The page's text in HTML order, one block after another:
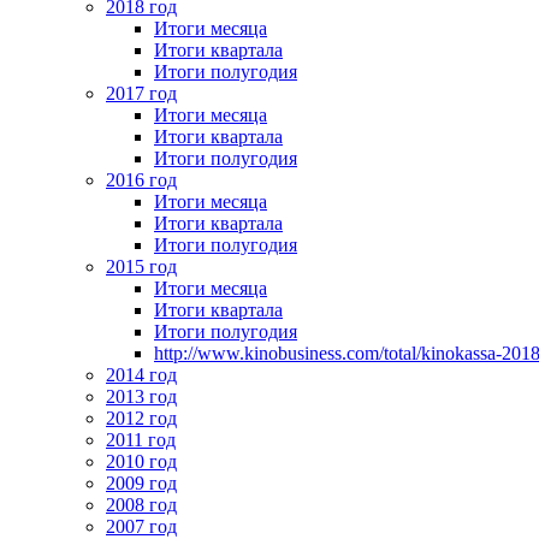
2018 год
Итоги месяца
Итоги квартала
Итоги полугодия
2017 год
Итоги месяца
Итоги квартала
Итоги полугодия
2016 год
Итоги месяца
Итоги квартала
Итоги полугодия
2015 год
Итоги месяца
Итоги квартала
Итоги полугодия
http://www.kinobusiness.com/total/kinokassa-
2014 год
2013 год
2012 год
2011 год
2010 год
2009 год
2008 год
2007 год